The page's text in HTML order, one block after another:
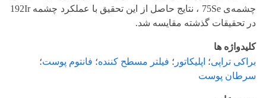
چشمه‌ی 75Se ، نتایج حاصل از این تحقیق با عملکرد چشمه 192Ir
در تحقیقات گذشته مقایسه شد.
کلیدواژه ها
براکی تراپی؛ اپلیکاتور ؛ فیلتر مسطح کننده؛ فانتوم پوست؛
سرطان پوست